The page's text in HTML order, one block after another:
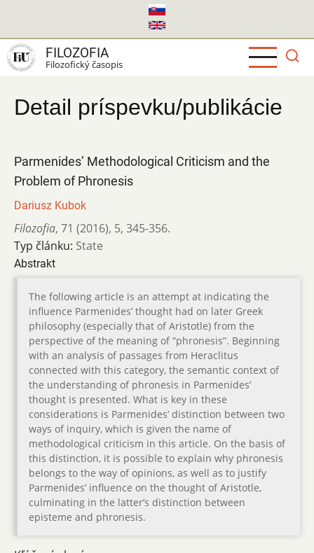
hlavný
obsah
FILOZOFIA
Filozofický časopis
Detail príspevku/publikácie
Parmenides’ Methodological Criticism and the
Problem of Phronesis
Dariusz Kubok
Filozofia, 71 (2016), 5, 345-356.
Typ článku: State
Abstrakt
The following article is an attempt at indicating the
influence Parmenides’ thought had on later Greek
philosophy (especially that of Aristotle) from the
perspective of the meaning of “phronesis”. Beginning
with an analysis of passages from Heraclitus
connected with this category, the semantic context of
the understanding of phronesis in Parmenides’
thought is presented. What is key in these
considerations is Parmenides’ distinction between two
ways of inquiry, which is given the name of
methodological criticism in this article. On the basis of
this distinction, it is possible to explain why phronesis
belongs to the way of opinions, as well as to justify
Parmenides’ influence on the thought of Aristotle,
culminating in the latter’s distinction between
episteme and phronesis.